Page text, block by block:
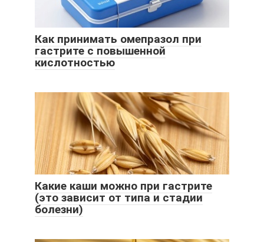
Как принимать омепразол при
гастрите с повышенной
кислотностью
Какие каши можно при гастрите
(это зависит от типа и стадии
болезни)